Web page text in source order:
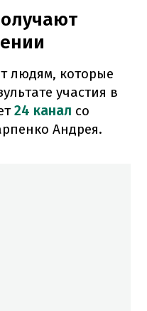
людям, которые
участия в
24 канал со
Андрея.